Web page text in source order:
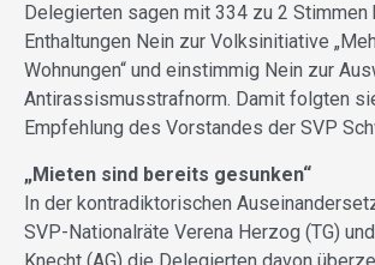
Delegierten sagen mit 334 zu 2 Stimmen
Enthaltungen Nein zur Volksinitiative
Wohnungen“ und einstimmig Nein zur
Antirassismusstrafnorm. Damit folgten
Empfehlung des Vorstandes der SVP
„Mieten sind bereits gesunken“
In der kontradiktorischen
SVP-Nationalräte Verena Herzog (TG)